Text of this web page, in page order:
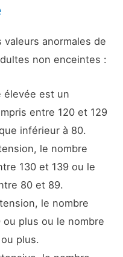
anormales de
non enceintes :
élevée est un
entre 120 et 129
inférieur à 80.
le nombre
130 et 139 ou le
80 et 89.
le nombre
plus ou le nombre
plus.